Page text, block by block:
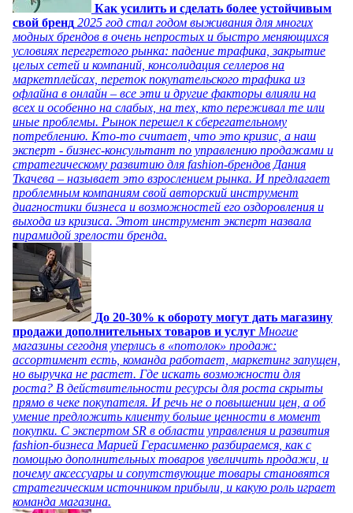
Как усилить и сделать более устойчивым
свой бренд 2025 год стал годом выживания для многих
модных брендов в очень непростых и быстро меняющихся
условиях перегретого рынка: падение трафика, закрытие
целых сетей и компаний, консолидация селлеров на
маркетплейсах, переток покупательского трафика из
офлайна в онлайн – все эти и другие факторы влияли на
всех и особенно на слабых, на тех, кто переживал те или
иные проблемы. Рынок перешел к сберегательному
потреблению. Кто-то считает, что это кризис, а наш
эксперт - бизнес-консультант по управлению продажами и
стратегическому развитию для fashion-брендов Дания
Ткачева – называет это взрослением рынка. И предлагает
проблемным компаниям свой авторский инструмент
диагностики бизнеса и возможностей его оздоровления и
выхода из кризиса. Этот инструмент эксперт назвала
пирамидой зрелости бренда.
До 20-30% к обороту могут дать магазину
продажи дополнительных товаров и услуг Многие
магазины сегодня уперлись в «потолок» продаж:
ассортимент есть, команда работает, маркетинг запущен,
но выручка не растет. Где искать возможности для
роста? В действительности ресурсы для роста скрыты
прямо в чеке покупателя. И речь не о повышении цен, а об
умение предложить клиенту больше ценности в момент
покупки. С экспертом SR в области управления и развития
fashion-бизнеса Марией Герасименко разбираемся, как с
помощью дополнительных товаров увеличить продажи, и
почему аксессуары и сопутствующие товары становятся
стратегическим источником прибыли, и какую роль играет
команда магазина.